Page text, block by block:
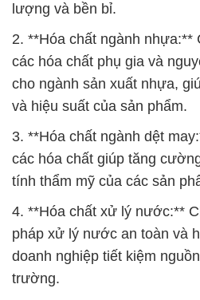
lượng và bền bỉ.
2. **Hóa chất ngành nhựa:**
các hóa chất phụ gia và
cho ngành sản xuất nhựa,
và hiệu suất của sản phẩm.
3. **Hóa chất ngành dệt
các hóa chất giúp tăng
tính thẩm mỹ của các sản
4. **Hóa chất xử lý nước:**
pháp xử lý nước an toàn và
doanh nghiệp tiết kiệm
trường.